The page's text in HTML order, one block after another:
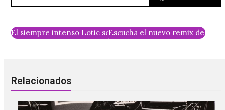
El siempre intenso Lotic sometió por completo
Escucha el nuevo remix de Eric
Relacionados